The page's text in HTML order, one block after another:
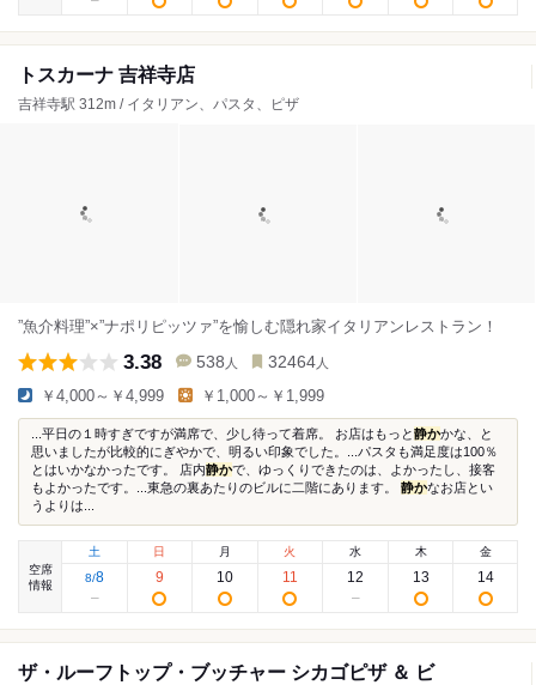
トスカーナ 吉祥寺店
吉祥寺駅 312m / イタリアン、パスタ、ピザ
”魚介料理”×”ナポリピッツァ”を愉しむ隠れ家イタリアンレストラン！
3.38 538 人 32464 人
￥4,000～￥4,999 ￥1,000～￥1,999
...平日の１時すぎですが満席で、少し待って着席。 お店はもっと静かかな、と
思いましたが比較的にぎやかで、明るい印象でした。...パスタも満足度は100％
とはいかなかったです。 店内静かで、ゆっくりできたのは、よかったし、接客
もよかったです。...東急の裏あたりのビルに二階にあります。 静かなお店とい
うよりは...
空席
情報
土
8/8
日
9
月
10
火
11
水
12
木
13
金
14
ザ・ルーフトップ・ブッチャー シカゴピザ ＆ ビ